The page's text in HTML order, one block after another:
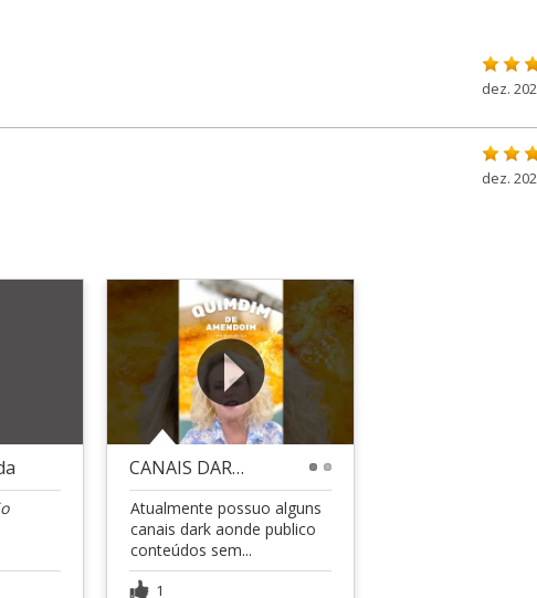
dez.
dez.
CANAIS DARK (+100k views)
Atualmente possuo alguns
canais dark aonde publico
conteúdos sem...
1